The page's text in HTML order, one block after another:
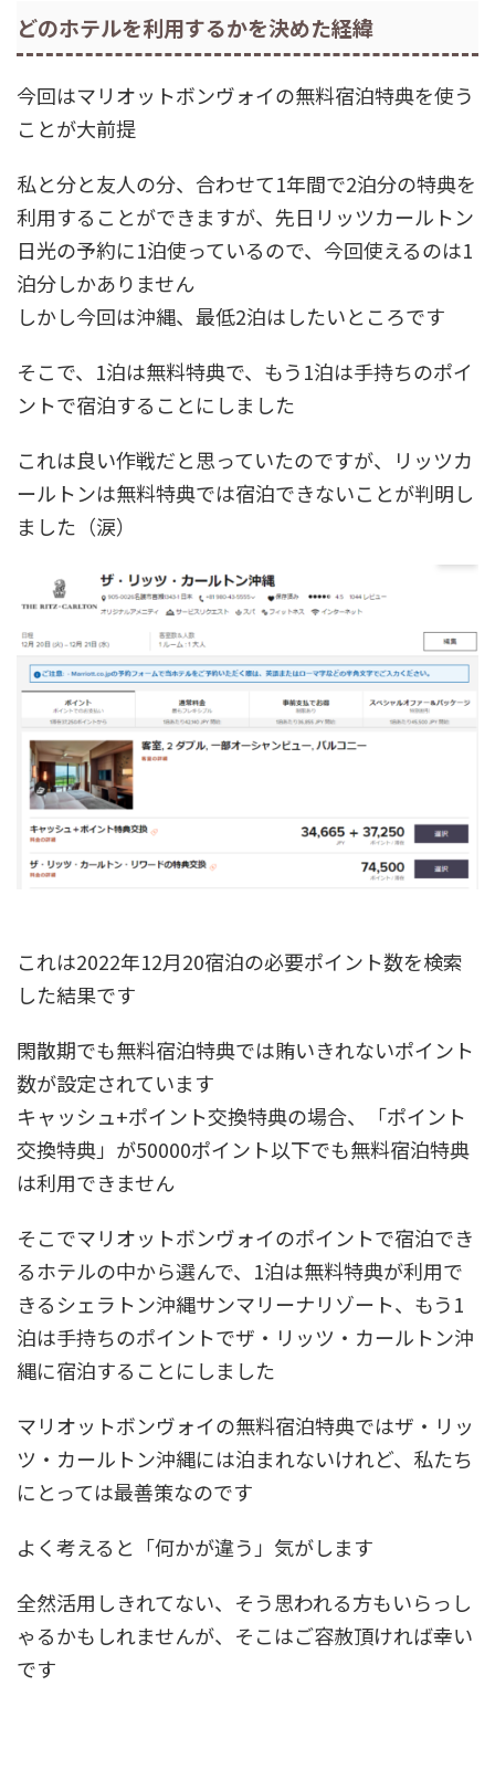
どのホテルを利用するかを決めた経緯
今回はマリオットボンヴォイの無料宿泊特典を使う
ことが大前提
私と分と友人の分、合わせて1年間で2泊分の特典を
利用することができますが、先日リッツカールトン
日光の予約に1泊使っているので、今回使えるのは1
泊分しかありません
しかし今回は沖縄、最低2泊はしたいところです
そこで、1泊は無料特典で、もう1泊は手持ちのポイ
ントで宿泊することにしました
これは良い作戦だと思っていたのですが、リッツカ
ールトンは無料特典では宿泊できないことが判明し
ました（涙）
これは2022年12月20宿泊の必要ポイント数を検索
した結果です
閑散期でも無料宿泊特典では賄いきれないポイント
数が設定されています
キャッシュ+ポイント交換特典の場合、「ポイント
交換特典」が50000ポイント以下でも無料宿泊特典
は利用できません
そこでマリオットボンヴォイのポイントで宿泊でき
るホテルの中から選んで、1泊は無料特典が利用で
きるシェラトン沖縄サンマリーナリゾート、もう1
泊は手持ちのポイントでザ・リッツ・カールトン沖
縄に宿泊することにしました
マリオットボンヴォイの無料宿泊特典ではザ・リッ
ツ・カールトン沖縄には泊まれないけれど、私たち
にとっては最善策なのです
よく考えると「何かが違う」気がします
全然活用しきれてない、そう思われる方もいらっし
ゃるかもしれませんが、そこはご容赦頂ければ幸い
です